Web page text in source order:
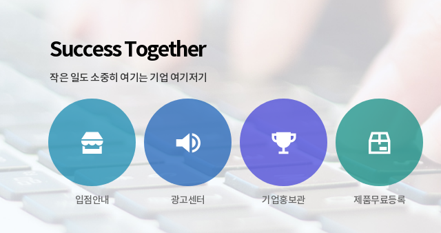
Success Together
작은 일도 소중히 여기는 기업 여기저기
입점안내 광고센터 기업홍보관 제품무료등록